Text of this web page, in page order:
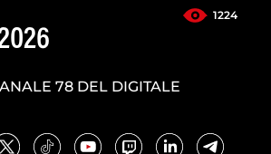
1224
78 DEL DIGITALE